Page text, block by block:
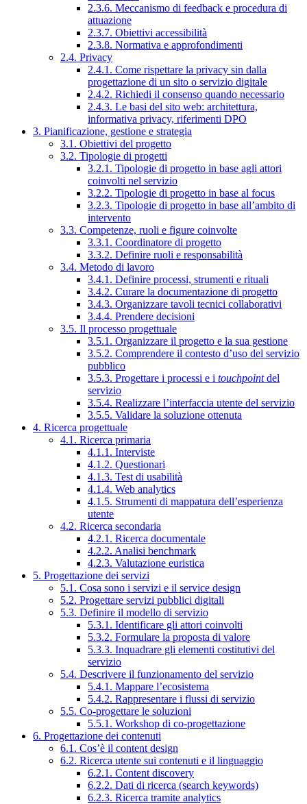
2.3.6. Meccanismo di feedback e procedura di
attuazione
2.3.7. Obiettivi accessibilità
2.3.8. Normativa e approfondimenti
2.4. Privacy
2.4.1. Come rispettare la privacy sin dalla
progettazione di un sito o servizio digitale
2.4.2. Richiedi il consenso quando necessario
2.4.3. Le basi del sito web: architettura,
informativa privacy, riferimenti DPO
3. Pianificazione, gestione e strategia
3.1. Obiettivi del progetto
3.2. Tipologie di progetti
3.2.1. Tipologie di progetto in base agli attori
coinvolti nel servizio
3.2.2. Tipologie di progetto in base al focus
3.2.3. Tipologie di progetto in base all’ambito di
intervento
3.3. Competenze, ruoli e figure coinvolte
3.3.1. Coordinatore di progetto
3.3.2. Definire ruoli e responsabilità
3.4. Metodo di lavoro
3.4.1. Definire processi, strumenti e rituali
3.4.2. Curare la documentazione di progetto
3.4.3. Organizzare tavoli tecnici collaborativi
3.4.4. Prendere decisioni
3.5. Il processo progettuale
3.5.1. Organizzare il progetto e la sua gestione
3.5.2. Comprendere il contesto d’uso del servizio
pubblico
3.5.3. Progettare i processi e i touchpointdel
servizio
3.5.4. Realizzare l’interfaccia utente del servizio
3.5.5. Validare la soluzione ottenuta
4. Ricerca progettuale
4.1. Ricerca primaria
4.1.1. Interviste
4.1.2. Questionari
4.1.3. Test di usabilità
4.1.4. Web analytics
4.1.5. Strumenti di mappatura dell’esperienza
utente
4.2. Ricerca secondaria
4.2.1. Ricerca documentale
4.2.2. Analisi benchmark
4.2.3. Valutazione euristica
5. Progettazione dei servizi
5.1. Cosa sono i servizi e il service design
5.2. Progettare servizi pubblici digitali
5.3. Definire il modello di servizio
5.3.1. Identificare gli attori coinvolti
5.3.2. Formulare la proposta di valore
5.3.3. Inquadrare gli elementi costitutivi del
servizio
5.4. Descrivere il funzionamento del servizio
5.4.1. Mappare l’ecosistema
5.4.2. Rappresentare i flussi di servizio
5.5. Co-progettare le soluzioni
5.5.1. Workshop di co-progettazione
6. Progettazione dei contenuti
6.1. Cos’è il content design
6.2. Ricerca utente sui contenuti e il linguaggio
6.2.1. Content discovery
6.2.2. Dati di ricerca (search keywords)
6.2.3. Ricerca tramite analytics